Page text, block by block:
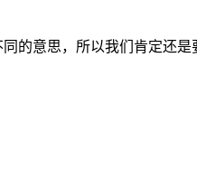
的意思，所以我们肯定还